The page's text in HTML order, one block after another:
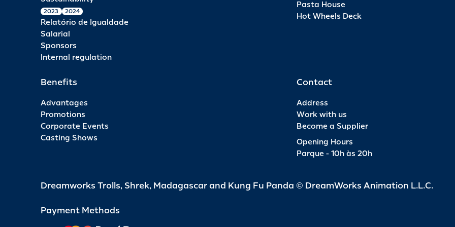
2023 2024
Relatório de Igualdade
Salarial
Sponsors
Internal regulation
Pasta House
Hot Wheels Deck
Benefits
Advantages
Promotions
Corporate Events
Casting Shows
Contact
Address
Work with us
Become a Supplier
Opening Hours
Parque - 10h às 20h
Dreamworks Trolls, Shrek, Madagascar and Kung Fu Panda © DreamWorks Animation L.L.C.
Payment Methods